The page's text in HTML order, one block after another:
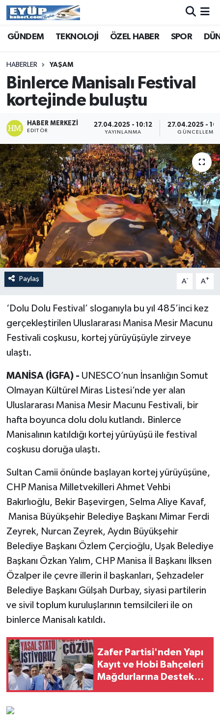
GÜNDEM TEKNOLOJİ ÖZEL HABER SPOR
HABERLER YAŞAM
Binlerce Manisalı Festival
kortejinde buluştu
HABER MERKEZI
EDITÖR
27.04.2025 - 10:12
YAYINLANMA
27.04.2025 -
GÜNCELLEME
Paylaş A- A+
‘Dolu Dolu Festival’ sloganıyla bu yıl 485’inci kez
gerçekleştirilen Uluslararası Manisa Mesir Macunu
Festivali coşkusu, kortej yürüyüşüyle zirveye
ulaştı.
MANİSA (İGFA) - UNESCO’nun İnsanlığın Somut
Olmayan Kültürel Miras Listesi’nde yer alan
Uluslararası Manisa Mesir Macunu Festivali, bir
hafta boyunca dolu dolu kutlandı. Binlerce
Manisalının katıldığı kortej yürüyüşü ile festival
coşkusu doruğa ulaştı.
Sultan Camii önünde başlayan kortej yürüyüşüne,
CHP Manisa Milletvekilleri Ahmet Vehbi
Bakırlıoğlu, Bekir Başevirgen, Selma Aliye Kavaf,
Manisa Büyükşehir Belediye Başkanı Mimar Ferdi
Zeyrek, Nurcan Zeyrek, Aydın Büyükşehir
Belediye Başkanı Özlem Çerçioğlu, Uşak Belediye
Başkanı Özkan Yalım, CHP Manisa İl Başkanı İlksen
Özalper ile çevre illerin il başkanları, Şehzadeler
Belediye Başkanı Gülşah Durbay, siyasi partilerin
ve sivil toplum kuruluşlarının temsilcileri ile on
binlerce Manisalı katıldı.
Zafer Partisi'nden Yapı
Kayıt ve Hobi Bahçeleri
Mağdurlarına Destek